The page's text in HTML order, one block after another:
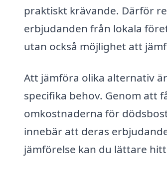
praktiskt krävande. Därför
erbjudanden från lokala
utan också möjlighet att
Att jämföra olika alternativ
specifika behov. Genom att
omkostnaderna för
innebär att deras
jämförelse kan du lättare